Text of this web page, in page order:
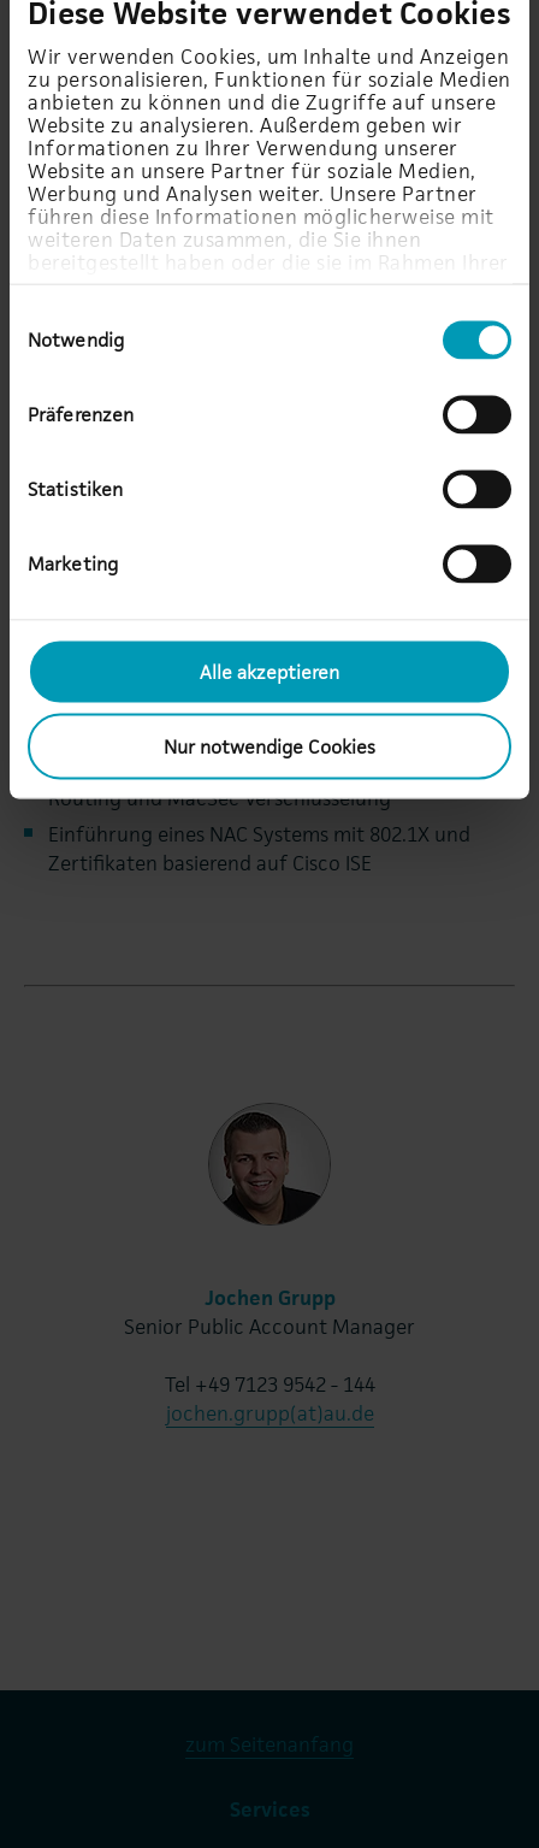
Diese Website verwendet Cookies
Wir verwenden Cookies, um Inhalte und Anzeigen
zu personalisieren, Funktionen für soziale Medien
anbieten zu können und die Zugriffe auf unsere
Website zu analysieren. Außerdem geben wir
Informationen zu Ihrer Verwendung unserer
Website an unsere Partner für soziale Medien,
Werbung und Analysen weiter. Unsere Partner
führen diese Informationen möglicherweise mit
weiteren Daten zusammen, die Sie ihnen
bereitgestellt haben oder die sie im Rahmen Ihrer
Notwendig
Präferenzen
Statistiken
Marketing
Alle akzeptieren
Nur notwendige Cookies
Die Digitalisierung ist auch bei Ihnen Thema?
Schauen Sie sich gerne unsereLösungsseitenan.
Bei jeder Lösung finden Sie den entsprechenden AU-
Experten.
Anbindung von 30 Gebäuden im Stadtgebiet
Einbindung stadtfremder Dienste
Zentrale WLAN Verwaltung
Campus Netzwerk mit Cisco Catalyst 9000 Series,
WLC 5520 und Datacenter Netzwerk mit Nexus
Außenstellenanbindung über dynamisches
Routing und MacSec Verschlüsselung
Einführung eines NAC Systems mit 802.1X und
Zertifikaten basierend auf Cisco ISE
Jochen Grupp
Senior Public Account Manager
Tel +49 7123 9542 - 144
jochen.grupp(at)au.de
zum Seitenanfang
Services